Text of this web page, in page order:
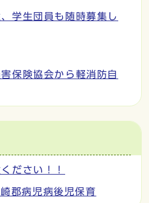
学生団員も随時募集し
保険協会から軽消防自
ださい！！
郡病児病後児保育